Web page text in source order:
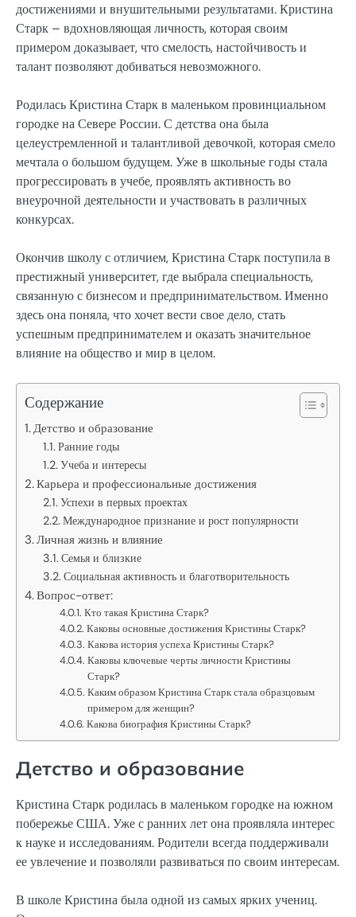
достижениями и внушительными результатами. Кристина
Старк – вдохновляющая личность, которая своим
примером доказывает, что смелость, настойчивость и
талант позволяют добиваться невозможного.
Родилась Кристина Старк в маленьком провинциальном
городке на Севере России. С детства она была
целеустремленной и талантливой девочкой, которая смело
мечтала о большом будущем. Уже в школьные годы стала
прогрессировать в учебе, проявлять активность во
внеурочной деятельности и участвовать в различных
конкурсах.
Окончив школу с отличием, Кристина Старк поступила в
престижный университет, где выбрала специальность,
связанную с бизнесом и предпринимательством. Именно
здесь она поняла, что хочет вести свое дело, стать
успешным предпринимателем и оказать значительное
влияние на общество и мир в целом.
Содержание
Детство и образование
Ранние годы
Учеба и интересы
Карьера и профессиональные достижения
Успехи в первых проектах
Международное признание и рост популярности
Личная жизнь и влияние
Семья и близкие
Социальная активность и благотворительность
Вопрос-ответ:
Кто такая Кристина Старк?
Каковы основные достижения Кристины Старк?
Какова история успеха Кристины Старк?
Каковы ключевые черты личности Кристины
Старк?
Каким образом Кристина Старк стала образцовым
примером для женщин?
Какова биография Кристины Старк?
Детство и образование
Кристина Старк родилась в маленьком городке на южном
побережье США. Уже с ранних лет она проявляла интерес
к науке и исследованиям. Родители всегда поддерживали
ее увлечение и позволяли развиваться по своим интересам.
В школе Кристина была одной из самых ярких учениц.